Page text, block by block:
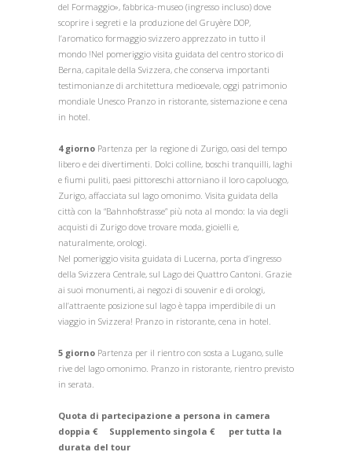
del Formaggio», fabbrica-museo (ingresso incluso) dove
scoprire i segreti e la produzione del Gruyère DOP,
l’aromatico formaggio svizzero apprezzato in tutto il
mondo !Nel pomeriggio visita guidata del centro storico di
Berna, capitale della Svizzera, che conserva importanti
testimonianze di architettura medioevale, oggi patrimonio
mondiale Unesco Pranzo in ristorante, sistemazione e cena
in hotel.
4 giorno Partenza per la regione di Zurigo, oasi del tempo
libero e dei divertimenti. Dolci colline, boschi tranquilli, laghi
e fiumi puliti, paesi pittoreschi attorniano il loro capoluogo,
Zurigo, affacciata sul lago omonimo. Visita guidata della
città con la “Bahnhofstrasse” più nota al mondo: la via degli
acquisti di Zurigo dove trovare moda, gioielli e,
naturalmente, orologi.
Nel pomeriggio visita guidata di Lucerna, porta d’ingresso
della Svizzera Centrale, sul Lago dei Quattro Cantoni. Grazie
ai suoi monumenti, ai negozi di souvenir e di orologi,
all’attraente posizione sul lago è tappa imperdibile di un
viaggio in Svizzera! Pranzo in ristorante, cena in hotel.
5 giorno Partenza per il rientro con sosta a Lugano, sulle
rive del lago omonimo. Pranzo in ristorante, rientro previsto
in serata.
Quota di partecipazione a persona in camera
doppia € Supplemento singola € per tutta la
durata del tour